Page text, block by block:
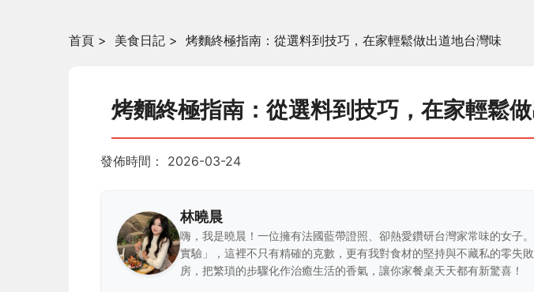
首頁 > 美食日記 > 烤麵終極指南：從選料到技巧，在家輕鬆做出道地台灣味
烤麵終極指南：從選料到技巧，在家輕鬆
發佈時間： 2026-03-24
林曉晨
嗨，我是曉晨！一位擁有法國藍帶證照、卻熱愛鑽研台灣家常味的女子
實驗」，這裡不只有精確的克數，更有我對食材的堅持與不藏私的零失
房，把繁瑣的步驟化作治癒生活的香氣，讓你家餐桌天天都有新驚喜！